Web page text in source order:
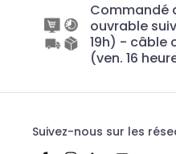
Commandé
ouvrable
19h) - câble
(ven. 16
Suivez-nous sur les